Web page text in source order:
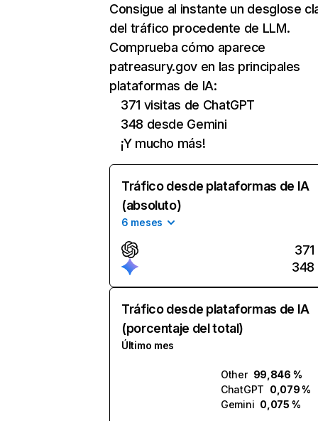
Consigue al instante un desglose
del tráfico procedente de LLM.
Comprueba cómo aparece
patreasury.gov en las principales
plataformas de IA:
371 visitas de ChatGPT
348 desde Gemini
¡Y mucho más!
Tráfico desde plataformas de IA
(absoluto)
6 meses
371
348
Tráfico desde plataformas de IA
(porcentaje del total)
Último mes
Other 99,846 %
ChatGPT 0,079 %
Gemini 0,075 %